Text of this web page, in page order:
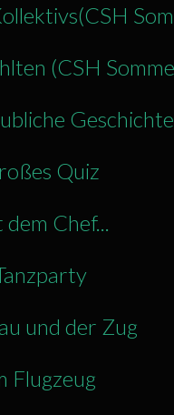
(CSH
Geschichte
Quiz
Chef...
und der Zug
Flugzeug